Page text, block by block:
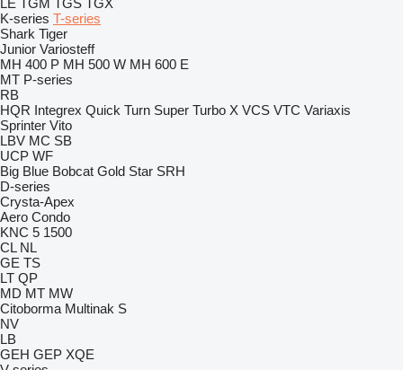
LE TGM TGS TGX
K-series T-series
Shark Tiger
Junior Variosteff
MH 400 P MH 500 W MH 600 E
MT P-series
RB
HQR Integrex Quick Turn Super Turbo X VCS VTC Variaxis
Sprinter Vito
LBV MC SB
UCP WF
Big Blue Bobcat Gold Star SRH
D-series
Crysta-Apex
Aero Condo
KNC 5 1500
CL NL
GE TS
LT QP
MD MT MW
Citoborma Multinak S
NV
LB
GEH GEP XQE